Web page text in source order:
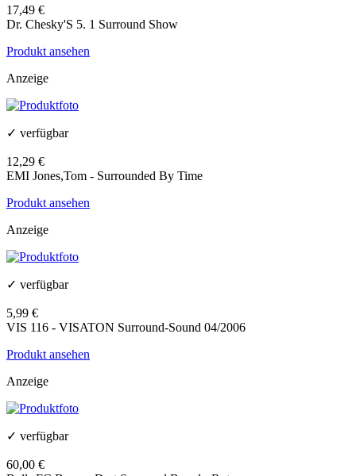
17,49 €
Dr. Chesky'S 5. 1 Surround Show
Produkt ansehen
Anzeige
✓ verfügbar
12,29 €
EMI Jones,Tom - Surrounded By Time
Produkt ansehen
Anzeige
✓ verfügbar
5,99 €
VIS 116 - VISATON Surround-Sound 04/2006
Produkt ansehen
Anzeige
✓ verfügbar
60,00 €